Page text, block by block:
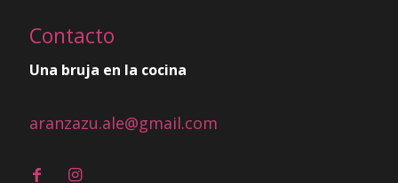
Contacto
Una bruja en la cocina
aranzazu.ale@gmail.com